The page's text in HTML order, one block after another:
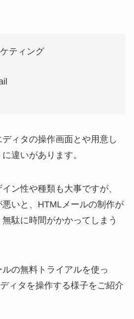
ティング
ィタの操作画面とや用意し
違いがあります。
ン性や種類も大事ですが、
いと、HTMLメールの制作が
駄に時間がかかってしまう
の無料トライアルを使っ
ィタを操作する様子をご紹介